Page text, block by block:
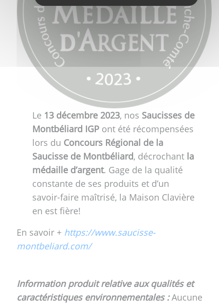
Le 13 décembre 2023, nos Saucisses de
Montbéliard IGPont été récompensées
lors du Concours Régional de la
Saucisse de Montbéliard, décrochant la
médaille d’argent. Gage de la qualité
constante de ses produits et d’un
savoir-faire maîtrisé, la Maison Clavière
en est fière!
En savoir + https://www.saucisse-
montbeliard.com/
Information produit relative aux qualités et
caractéristiques environnementales :Aucune